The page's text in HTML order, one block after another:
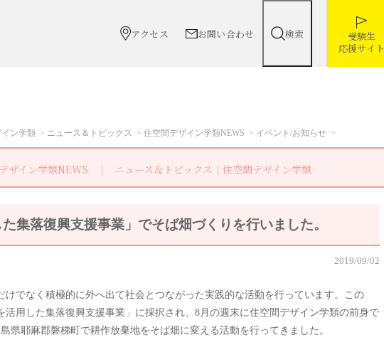
アクセス お問い合わせ 検索
受験生
応援サイト
ン学類 ニュース＆トピックス 住空間デザイン学類NEWS イベント/お知らせ
ザイン学類NEWS ニュース＆トピックス｜住空間デザイン学類
集落復興支援事業」でそば畑づくりを行いました。
2019/09/02
でなく積極的に外へ出て社会とつながった実践的な活動を行っています。この
用した集落復興支援事業」に採択され、8月の週末に住空間デザイン学類の前身で
県耶麻郡磐梯町で耕作放棄地をそば畑に変える活動を行ってきました。